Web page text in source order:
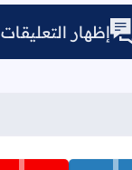
إظهار التعليقات